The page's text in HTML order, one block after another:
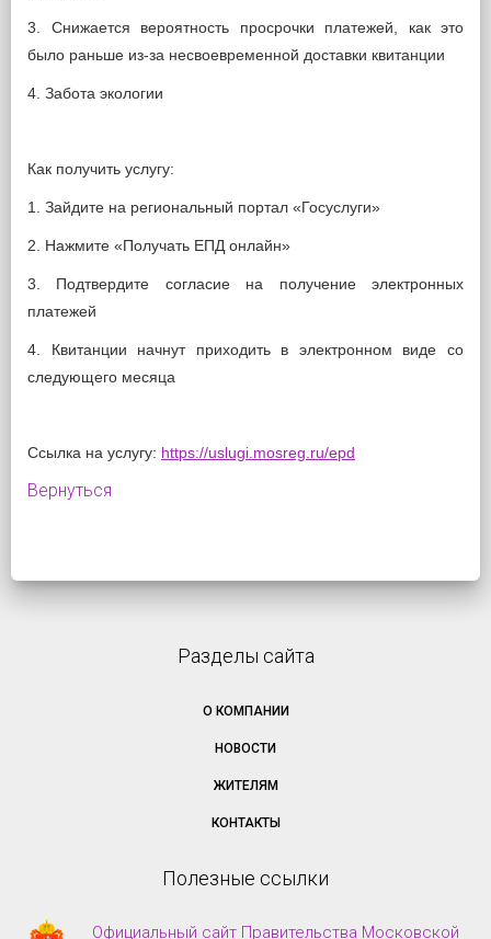
3. Снижается вероятность просрочки платежей, как это
было раньше из-за несвоевременной доставки квитанции
4. Забота экологии
Как получить услугу:
1. Зайдите на региональный портал «Госуслуги»
2. Нажмите «Получать ЕПД онлайн»
3. Подтвердите согласие на получение электронных
платежей
4. Квитанции начнут приходить в электронном виде со
следующего месяца
Ссылка на услугу: https://uslugi.mosreg.ru/epd
Вернуться
Разделы сайта
О КОМПАНИИ
НОВОСТИ
ЖИТЕЛЯМ
КОНТАКТЫ
Полезные ссылки
Официальный сайт Правительства Московской